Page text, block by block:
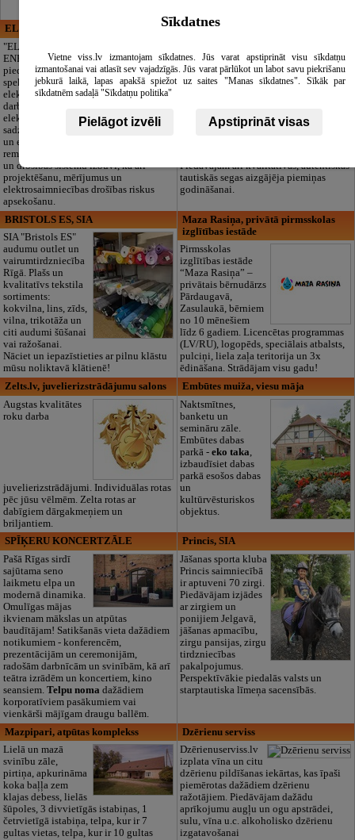
ELECTRIC ENERGY
"ELECTRIC
ENERGY Kandava"
piedāvā pilna
spektra
elektromontāžas
darbus,
elektroinstalācijas,
sadzīves tehnikas
un elektronikas
remontu, vājstrāvas
un drošības sistēmu izbūvi, kā arī
projektēšanu, mērījumus un
elektrosaimniecības drošības riskus
apsekošanu.
CĒSU APBEDĪŠANAS
Cieņpilnas atvadas
bez liekām raizēm.
Mēs parūpēsimies
organizēšanas un
dokumentu
Piedāvājam arī kvalitatīvas, autentiskas
tautiskās segas aizgājēja piemiņas
godināšanai.
BRISTOLS ES, SIA
SIA "Bristols ES"
audumu outlet un
vairumtirdzniecība
Rīgā. Plašs un
kvalitatīvs tekstila
sortiments:
kokvilna, lins, zīds,
vilna, trikotāža un
citi audumi šūšanai
vai ražošanai.
Nāciet un iepazīstieties ar pilnu klāstu
mūsu noliktavā klātienē!
Maza Rasiņa, privātā pirmsskolas
izglītības iestāde
Pirmsskolas
izglītības iestāde
“Maza Rasiņa” –
privātais bērnudārzs
Pārdaugavā,
Zasulaukā, bērniem
no 10 mēnešiem
līdz 6 gadiem. Licencētas programmas
(LV/RU), logopēds, speciālais atbalsts,
pulciņi, liela zaļa teritorija un 3x
ēdināšana. Strādājam visu gadu!
Zelts.lv, juvelierizstrādājumu salons
Augstas kvalitātes
roku darba
juvelierizstrādājumi. Individuālas rotas
pēc jūsu vēlmēm. Zelta rotas ar
dabīgiem dārgakmeņiem un
briljantiem.
Embūtes muiža, viesu māja
Naktsmītnes,
banketu un
semināru zāle.
Embūtes dabas
parkā -eko taka
izbaudīsiet dabas
parkā esošos dabas
un
kultūrvēsturiskos
objektus.
SPĪĶERU KONCERTZĀLE
Pašā Rīgas sirdī
sajūtama seno
laikmetu elpa un
modernā dinamika.
Omulīgas mājas
ikvienam mākslas un atpūtas
baudītājam! Satikšanās vieta dažādiem
notikumiem - konferencēm,
prezentācijām un ceremonijām,
radošām darbnīcām un svinībām, kā arī
teātra izrādēm un koncertiem, kino
seansiem. Telpu noma dažādiem
korporatīviem pasākumiem vai
vienkārši mājīgam draugu ballēm.
Princis, SIA
Jāšanas sporta kluba
Princis saimniecībā
ir aptuveni 70 zirgi.
Piedāvājam izjādes
ar zirgiem un
ponijiem Jelgavā,
jāšanas apmacību,
zirgu pansijas, zirgu
tirdzniecības
pakalpojumus.
Perspektīvākie piedalās valsts un
starptautiska līmeņa sacensībās.
Mazpipari, atpūtas komplekss
Lielā un mazā
svinību zāle,
pirtiņa, apkurināma
koka baļļa zem
klajas debess, lielās
šūpoles, 3 divvietīgās istabiņas, 1
četrvietīgā istabiņa, telpa, kur ir 7
gultas vietas, telpa, kur ir 10 gultas
Dzērienu serviss
Dzērienuserviss.lv
izplata vīna un citu
dzērienu pildīšanas iekārtas, kas īpaši
piemērotas dažādiem dzērienu
ražotājiem. Piedāvājam dažādu
aprīkojumu augļu un ogu apstrādei,
sulu, vīna u.c. alkoholisko dzērienu
izgatavošanai
Sīkdatnes
Vietne viss.lv izmantojam sīkdatnes. Jūs varat apstiprināt visu sīkdatņu
izmantošanai vai atlasīt sev vajadzīgās. Jūs varat pārlūkot un labot savu piekrišanu
jebkurā laikā, lapas apakšā spiežot uz saites "Manas sīkdatnes". Sīkāk par
sīkdatnēm sadaļā "Sīkdatņu politika"
Pielāgot izvēli Apstiprināt visas